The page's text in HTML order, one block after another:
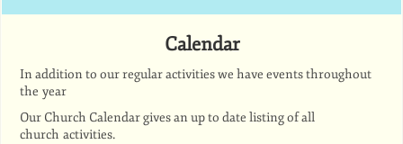
Calendar
In addition to our regular activities we have events throug­hout
the year
Our Church Calendar gives an up to date listing of all
church activities.